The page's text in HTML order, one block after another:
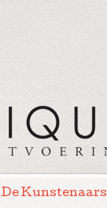
De Kunstenaars